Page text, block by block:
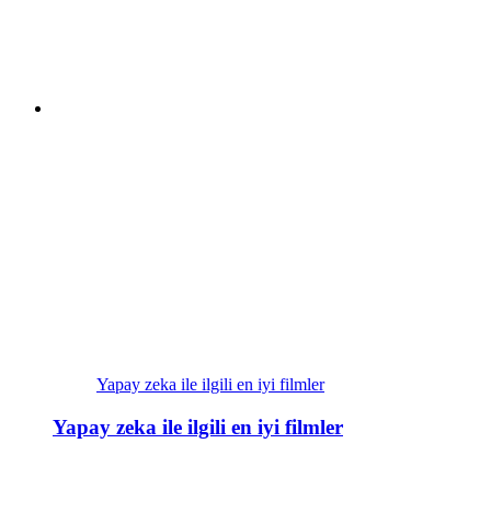
Yapay zeka ile ilgili en iyi filmler
Yapay zeka ile ilgili en iyi filmler